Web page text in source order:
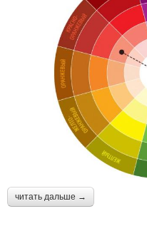
читать дальше →